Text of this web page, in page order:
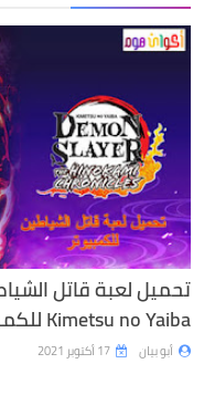
Kimetsu no Yaiba للكمبيوتر مجاناً
أبو بيان 17 أكتوبر 2021